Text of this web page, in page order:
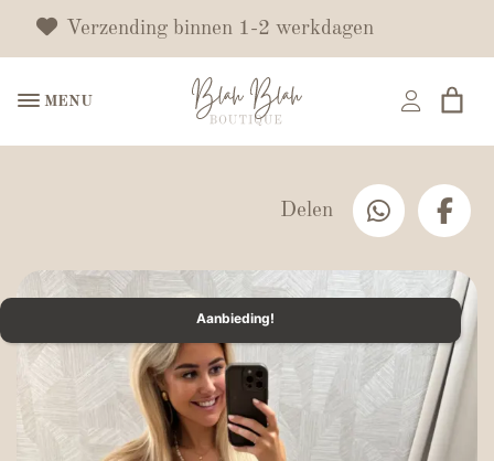
Verzending binnen 1-2 werkdagen
MENU
Delen
Aanbieding!